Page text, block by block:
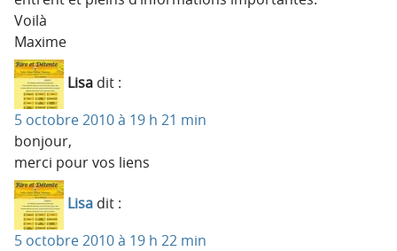
Voilà
Maxime
Lisa dit :
5 octobre 2010 à 19 h 21 min
bonjour,
merci pour vos liens
Lisa dit :
5 octobre 2010 à 19 h 22 min